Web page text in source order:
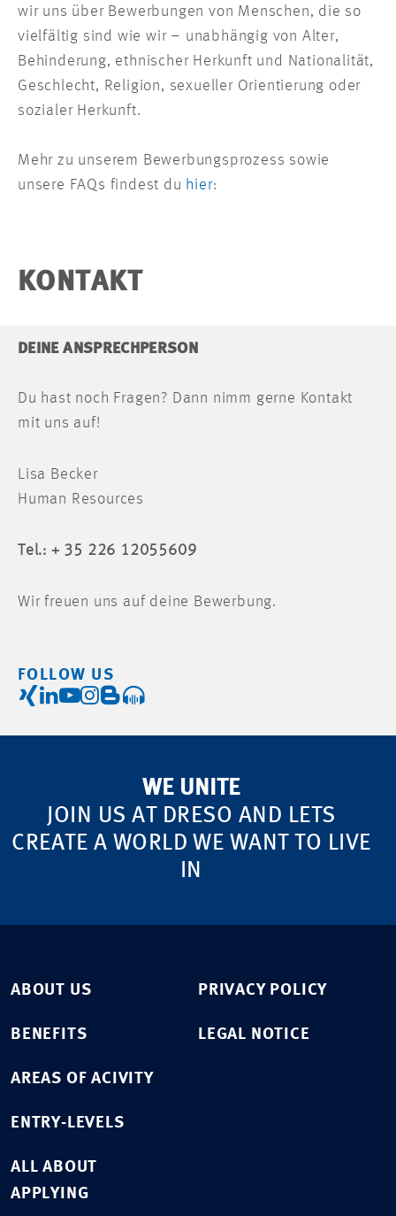
wir uns über Bewerbungen von Menschen, die so
vielfältig sind wie wir – unabhängig von Alter,
Behinderung, ethnischer Herkunft und Nationalität,
Geschlecht, Religion, sexueller Orientierung oder
sozialer Herkunft.
Mehr zu unserem Bewerbungsprozess sowie
unsere FAQs findest du hier:
KONTAKT
DEINE ANSPRECHPERSON
Du hast noch Fragen? Dann nimm gerne Kontakt
mit uns auf!
Lisa Becker
Human Resources
Tel.: + 35 226 12055609
Wir freuen uns auf deine Bewerbung.
FOLLOW US
WE UNITE
JOIN US AT DRESO AND LETS
CREATE A WORLD WE WANT TO LIVE
IN
ABOUT US
BENEFITS
AREAS OF ACIVITY
ENTRY-LEVELS
ALL ABOUT
APPLYING
PRIVACY POLICY
LEGAL NOTICE